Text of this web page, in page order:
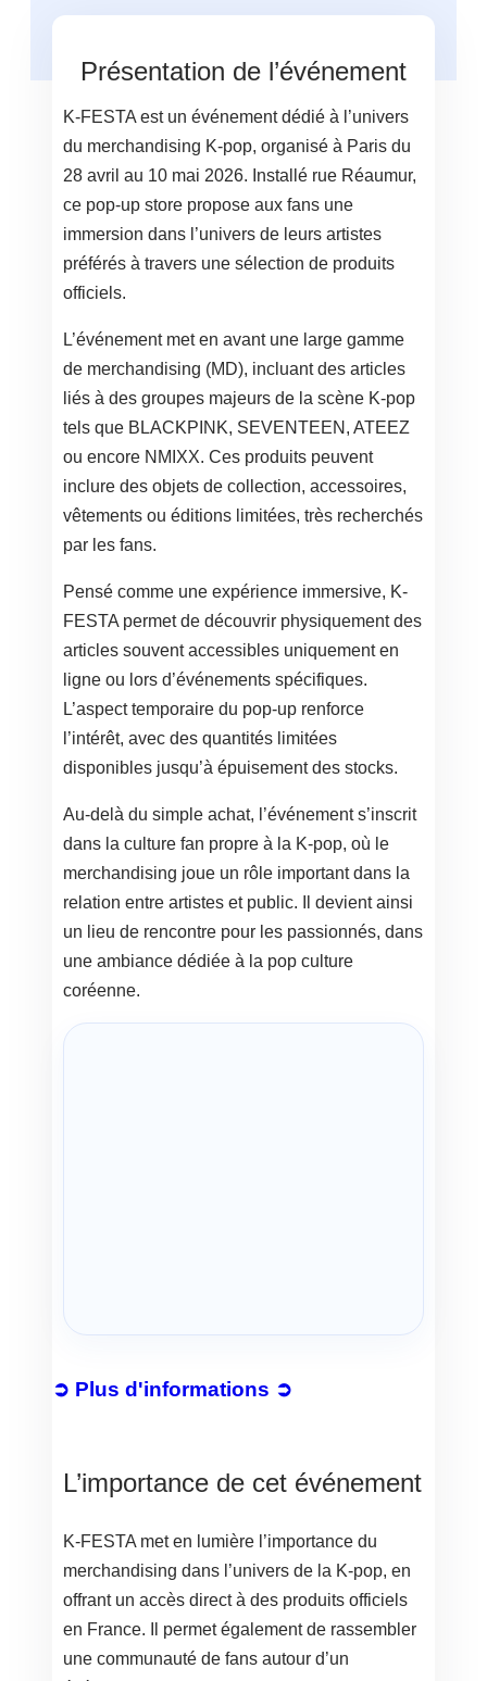
Présentation de l’événement
K-FESTA est un événement dédié à l’univers
du merchandising K-pop, organisé à Paris du
28 avril au 10 mai 2026. Installé rue Réaumur,
ce pop-up store propose aux fans une
immersion dans l’univers de leurs artistes
préférés à travers une sélection de produits
officiels.
L’événement met en avant une large gamme
de merchandising (MD), incluant des articles
liés à des groupes majeurs de la scène K-pop
tels que BLACKPINK, SEVENTEEN, ATEEZ
ou encore NMIXX. Ces produits peuvent
inclure des objets de collection, accessoires,
vêtements ou éditions limitées, très recherchés
par les fans.
Pensé comme une expérience immersive, K-
FESTA permet de découvrir physiquement des
articles souvent accessibles uniquement en
ligne ou lors d’événements spécifiques.
L’aspect temporaire du pop-up renforce
l’intérêt, avec des quantités limitées
disponibles jusqu’à épuisement des stocks.
Au-delà du simple achat, l’événement s’inscrit
dans la culture fan propre à la K-pop, où le
merchandising joue un rôle important dans la
relation entre artistes et public. Il devient ainsi
un lieu de rencontre pour les passionnés, dans
une ambiance dédiée à la pop culture
coréenne.
➲ Plus d'informations ➲
L’importance de cet événement
K-FESTA met en lumière l’importance du
merchandising dans l’univers de la K-pop, en
offrant un accès direct à des produits officiels
en France. Il permet également de rassembler
une communauté de fans autour d’un